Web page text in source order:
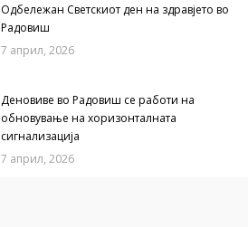
Одбележан Светскиот ден на здравјето во
Радовиш
7 април, 2026
Деновиве во Радовиш се работи на
обновување на хоризонталната
сигнализација
7 април, 2026